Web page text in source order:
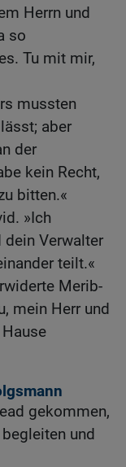
Herrn und
so
Tu mit mir,
mussten
aber
der
kein Recht,
bitten.«
»Ich
Verwalter
teilt.«
Merib-
mein Herr und
gekommen,
und